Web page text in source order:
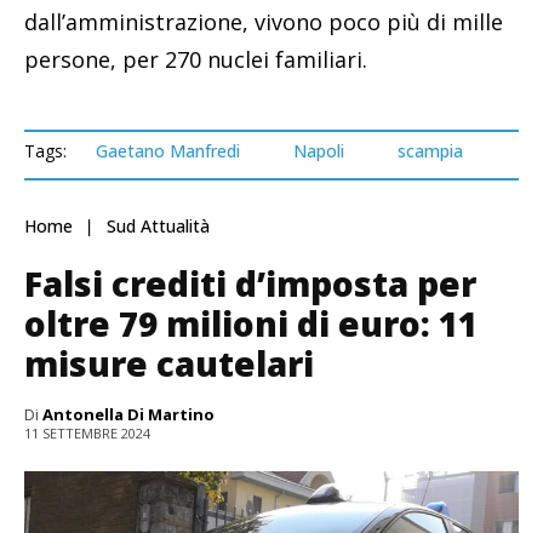
dall’amministrazione, vivono poco più di mille
persone, per 270 nuclei familiari.
Tags: Gaetano Manfredi Napoli scampia
Home Sud Attualità
Falsi crediti d’imposta per
oltre 79 milioni di euro: 11
misure cautelari
Di Antonella Di Martino
11 SETTEMBRE 2024